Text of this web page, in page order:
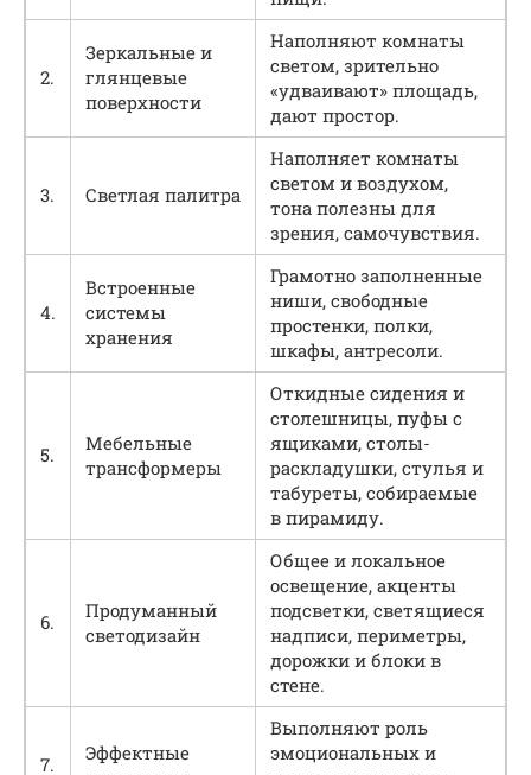
2.
Зеркальные и
глянцевые
поверхности
Наполняют комнаты
светом, зрительно
«удваивают» площадь,
дают простор.
3. Светлая палитра
Наполняет комнаты
светом и воздухом,
тона полезны для
зрения, самочувствия.
4.
Встроенные
системы
хранения
Грамотно заполненные
ниши, свободные
простенки, полки,
шкафы, антресоли.
5.
Мебельные
трансформеры
Откидные сидения и
столешницы, пуфы с
ящиками, столы-
раскладушки, стулья и
табуреты, собираемые
в пирамиду.
6.
Продуманный
светодизайн
Общее и локальное
освещение, акценты
подсветки, светящиеся
надписи, периметры,
дорожки и блоки в
стене.
7.
Эффектные
Выполняют роль
эмоциональных и